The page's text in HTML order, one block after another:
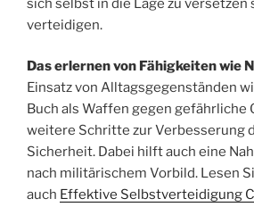
verteidigen.
Das erlernen von Fähigkeiten wie
Einsatz von Alltagsgegenständen
Buch als Waffen gegen gefährliche
weitere Schritte zur Verbesserung
Sicherheit. Dabei hilft auch eine
nach militärischem Vorbild. Lesen
auch Effektive Selbstverteidigung